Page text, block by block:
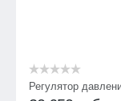
Регулятор